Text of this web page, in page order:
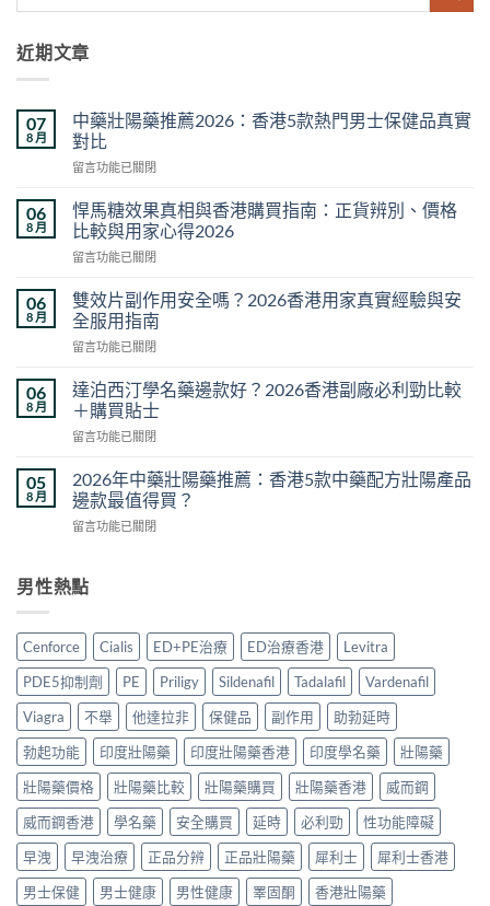
近期文章
07
8 月
中藥壯陽藥推薦2026：香港5款熱門男士保健品真實
對比
在
藥
壯
陽
藥
薦
2026：
香
港
款
熱
男
保
健
品
對
比〉
留言功能已關閉
06
8 月
悍馬糖效果真相與香港購買指南：正貨辨別、價格
比較與用家心得2026
在
馬
糖
效
果
相
與
香
港
買
指
正
別、
比
較
與
用
心
得
2026〉
中
留言功能已關閉
06
8 月
雙效片副作用安全嗎？2026香港用家真實經驗與安
全服用指南
在
效
片
副
作
安
全
嗎？
2026
用
實
經
驗
與
全
服
用
指
南〉
中
留言功能已關閉
06
8 月
達泊西汀學名藥邊款好？2026香港副廠必利勁比較
＋購買貼士
在
泊
西
汀
學
邊
2026
香
港
副
必
利
勁
比
較
＋
購
買
貼
士〉
留言功能已關閉
05
8 月
2026年中藥壯陽藥推薦：香港5款中藥配方壯陽產品
邊款最值得買？
在
中
藥
陽
藥
推
薦：
香
港
5
款
中
藥
配
方
壯
陽
產
留言功能已關閉
男性熱點
Cenforce Cialis ED+PE治療 ED治療香港
Levitra
PDE5抑制劑
PE Priligy Sildenafil Tadalafil
Vardenafil
Viagra
不舉 他達拉非 保健品 副作用
助勃延時
勃起功能
印度壯陽藥 印度壯陽藥香港 印度學名藥
壯陽藥
壯陽藥價格
壯陽藥比較 壯陽藥購買 壯陽藥香港
威而鋼
威而鋼香港
學名藥 安全購買 延時 必利勁
性功能障礙
早洩
早洩治療 正品分辨 正品壯陽藥 犀利士
犀利士香港
男士保健
男士健康 男性健康 睪固酮 香港壯陽藥